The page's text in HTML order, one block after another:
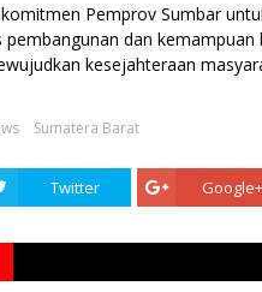
Pemprov Sumbar
dan
kesejahteraan
Sumatera Barat
Twitter Google+